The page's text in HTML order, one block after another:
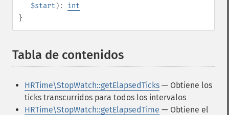
$start ): int
}
Tabla de contenidos
HRTime\StopWatch::getElapsedTicks — Obtiene los
ticks transcurridos para todos los intervalos
HRTime\StopWatch::getElapsedTime — Obtiene el